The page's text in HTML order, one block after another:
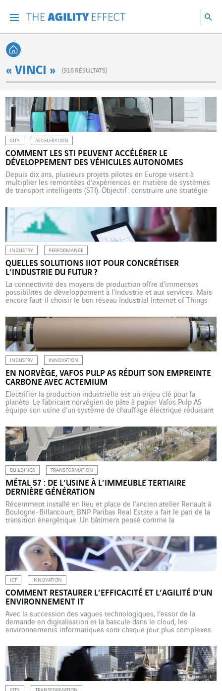
Retour à l'accueil
« VINCI » (916 RÉSULTATS)
CITY ACCELERATION
COMMENT LES STI PEUVENT ACCÉLÉRER LE
DÉVELOPPEMENT DES VÉHICULES AUTONOMES
Depuis dix ans, plusieurs projets pilotes en Europe visent à
multiplier les remontées d’expériences en matière de systèmes
de transport intelligents (STI). Objectif : construire une stratégie
l’Union. Bilan d’étape. Travaux de normalisation, financement de
projets de recherche, construction d’un cadre réglementaire en
vue d’accélérer le développement d’une offre […]
INDUSTRY PERFORMANCE
QUELLES SOLUTIONS IIOT POUR CONCRÉTISER
L’INDUSTRIE DU FUTUR ?
La connectivité des moyens de production offre d’immenses
possibilités de développement à l’industrie et aux services. Mais
encore faut-il choisir le bon réseau Industrial Internet of Things
d’eau Águas do Norte. Optimisation des process, meilleure
disponibilité des équipements grâce à la maintenance prédictive,
amélioration de la […]
INDUSTRY INNOVATION
EN NORVÈGE, VAFOS PULP AS RÉDUIT SON EMPREINTE
CARBONE AVEC ACTEMIUM
Electrifier la production industrielle est un enjeu clé pour la
planète. Le fabricant norvégien de pâte à papier Vafos Pulp AS
équipe son usine d’un système de chauffage électrique réduisant
développée par Actemium. Une première en Europe. L’entreprise
norvégienne Vafos Pulp AS est un fabricant de […]
BUILDINGS TRANSFORMATION
MÉTAL 57 : DE L’USINE À L’IMMEUBLE TERTIAIRE
DERNIÈRE GÉNÉRATION
Récemment installé en lieu et place de l’ancien atelier Renault à
Boulogne-Billancourt, BNP Paribas Real Estate a fait le pari de la
transition énergétique. Un bâtiment pensé comme la
chauffage, ventilation, climatisation, VINCI Energies, après la
construction, en assure la maintenance technique. En mars 2022,
les collaborateurs […]
ICT INNOVATION
COMMENT RESTAURER L’EFFICACITÉ ET L’AGILITÉ D’UN
ENVIRONNEMENT IT
Avec la succession des vagues technologiques, l’essor de la
demande en digitalisation et la bascule dans le cloud, les
environnements informatiques sont chaque jour plus complexes.
capacité d’action et une meilleure vision d’ensemble, Axians
Pays-Bas propose GAIA, une plateforme d’observabilité et
d’orchestration IT de bout en […]